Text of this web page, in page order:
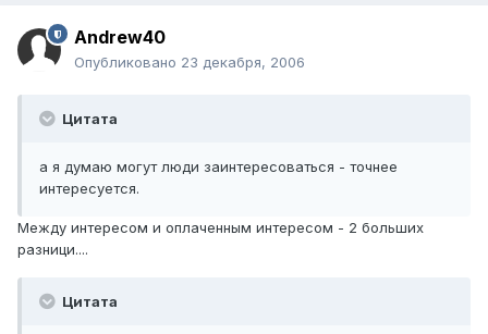
Andrew40
Опубликовано 23 декабря, 2006
Цитата
а я думаю могут люди заинтересоваться - точнее
интересуется.
Между интересом и оплаченным интересом - 2 больших
разници....
Цитата